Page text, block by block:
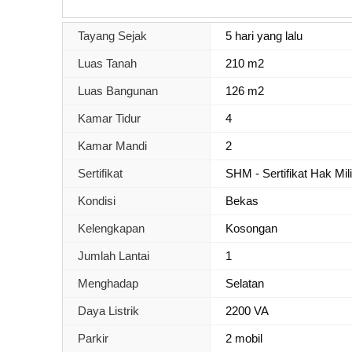
Tayang Sejak 5 hari yang lalu
Luas Tanah 210 m2
Luas Bangunan 126 m2
Kamar Tidur 4
Kamar Mandi 2
Sertifikat SHM - Sertifikat Hak
Kondisi Bekas
Kelengkapan Kosongan
Jumlah Lantai 1
Menghadap Selatan
Daya Listrik 2200 VA
Parkir 2 mobil